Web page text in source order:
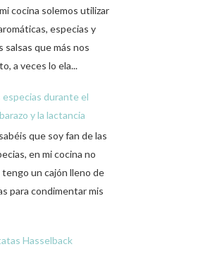
cocina solemos utilizar
especias y
salsas que más nos
a veces lo ela...
especias durante el
y la lactancia
que soy fan de las
en mi cocina no
un cajón lleno de
para condimentar mis
Hasselback